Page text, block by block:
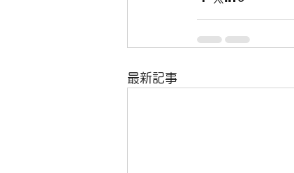
最新記事